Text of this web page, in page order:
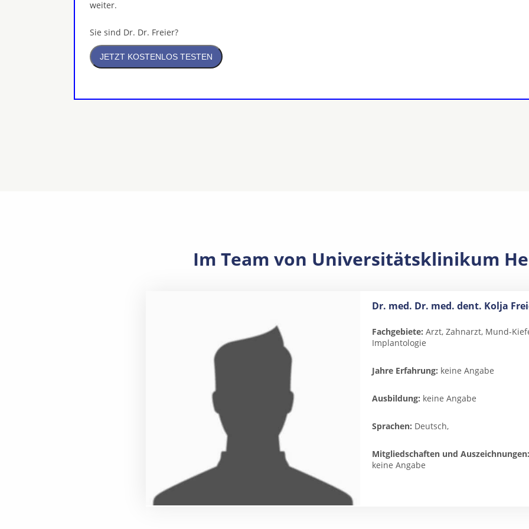
weiter.
Sie sind Dr. Dr. Freier?
Im Team von Universitätsklinikum
Dr. med. Dr. med. dent. Kolja
Fachgebiete: Arzt, Zahnarzt, Mund-
Implantologie
Jahre Erfahrung: keine Angabe
Ausbildung: keine Angabe
Sprachen: Deutsch,
Mitgliedschaften und Auszeichnungen:
keine Angabe